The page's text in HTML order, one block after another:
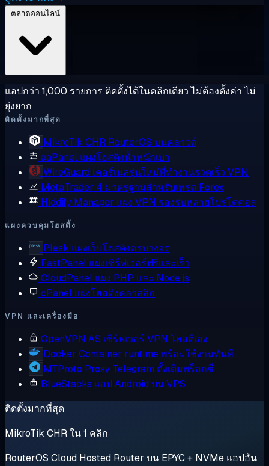
แอปกว่า 1,000 รายการ ติดตั้งได้ในคลิกเดียว ไม่ต้องตั้งค่า ไม่
ยุ่งยาก
ติดตั้งมากที่สุด
MikroTik CHR RouterOS บนคลาวด์
aaPanel แผงโฮสติงน้ำหนักเบา
WireGuard เคอร์เนลรุ่นใหม่ที่ทำงานรวดเร็ว VPN
MetaTrader 4 มาตรฐานสำหรับเทรด Forex
Hiddify Manager แผง VPN รองรับหลายโปรโตคอล
แผงควบคุมโฮสติ้ง
Plesk แผงเว็บโฮสติงครบวงจร
FastPanel แผงเซิร์ฟเวอร์ฟรีและเร็ว
CloudPanel แผง PHP และ Node.js
cPanel แผงโฮสติงคลาสสิก
VPN และเครื่องมือ
OpenVPN AS เซิร์ฟเวอร์ VPN โฮสต์เอง
Docker Container runtime พร้อมใช้งานทันที
MTProto Proxy Telegram ดั้งเดิมพร็อกซี่
BlueStacks แอป Android บน VPS
ติดตั้งมากที่สุด
MikroTik CHR ใน 1 คลิก
RouterOS Cloud Hosted Router บน EPYC + NVMe แอปอัน